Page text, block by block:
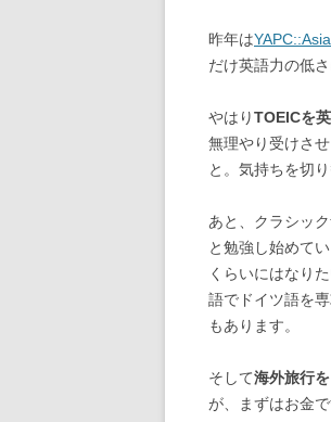
昨年は
だけ英語力の低
やはりTOEICを
無理やり受けさ
と。気持ちを切
あと、クラシッ
と勉強し始めて
くらいにはなり
語でドイツ語を
もあります。
そして海外旅行
が、まずはお金で